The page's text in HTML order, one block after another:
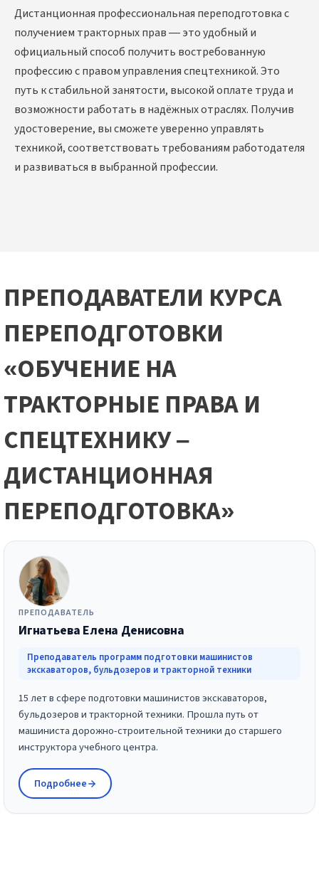
Дистанционная профессиональная переподготовка с
получением тракторных прав — это удобный и
официальный способ получить востребованную
профессию с правом управления спецтехникой. Это
путь к стабильной занятости, высокой оплате труда и
возможности работать в надёжных отраслях. Получив
удостоверение, вы сможете уверенно управлять
техникой, соответствовать требованиям работодателя
и развиваться в выбранной профессии.
ПРЕПОДАВАТЕЛИ КУРСА
ПЕРЕПОДГОТОВКИ
«ОБУЧЕНИЕ НА
ТРАКТОРНЫЕ ПРАВА И
СПЕЦТЕХНИКУ –
ДИСТАНЦИОННАЯ
ПЕРЕПОДГОТОВКА»
ПРЕПОДАВАТЕЛЬ
Игнатьева Елена Денисовна
Преподаватель программ подготовки машинистов
экскаваторов, бульдозеров и тракторной техники
15 лет в сфере подготовки машинистов экскаваторов,
бульдозеров и тракторной техники. Прошла путь от
машиниста дорожно-строительной техники до старшего
инструктора учебного центра.
Подробнее